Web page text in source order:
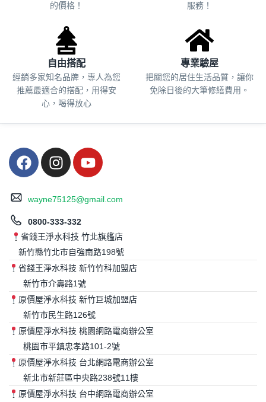
的價格！
服務！
自由搭配
經銷多家知名品牌，專人為您
推薦最適合的搭配，用得安
心，喝得放心
專業驗屋
把關您的居住生活品質， 讓你
免除日後的大筆修繕費用。
wayne75125@gmail.com
0800-333-332
省錢王淨水科技 竹北旗艦店
新竹縣竹北市自強南路198號
省錢王淨水科技 新竹竹科加盟店
新竹市介壽路1號
原價屋淨水科技 新竹巨城加盟店
新竹市民生路126號
原價屋淨水科技 桃園網路電商辦公室
桃園市平鎮忠孝路101-2號
原價屋淨水科技 台北網路電商辦公室
新北市新莊區中央路238號11樓
原價屋淨水科技 台中網路電商辦公室